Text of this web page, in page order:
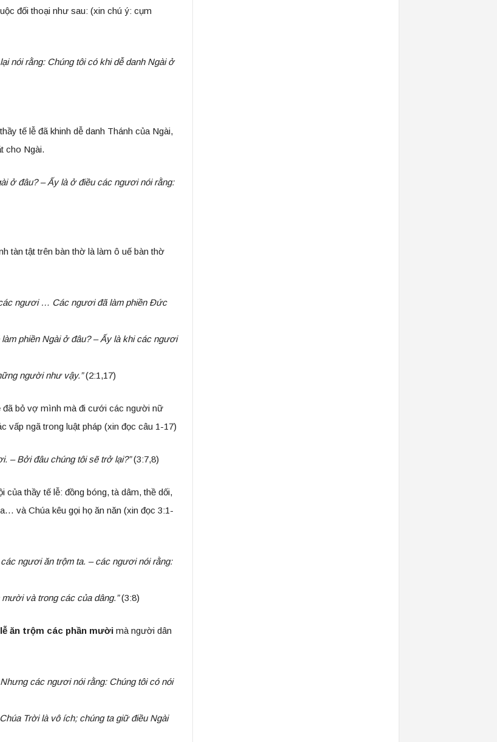
đối thoại như sau: (xin chú ý: cụm
nói rằng: Chúng tôi có khi dễ danh Ngài ở
tế lễ đã khinh dễ danh Thánh của Ngài,
cho Ngài.
ở đâu? – Ấy là ở điều các ngươi nói rằng:
tàn tật trên bàn thờ là làm ô uế bàn thờ
ngươi … Các ngươi đã làm phiền Đức
phiền Ngài ở đâu? – Ấy là khi các ngươi
người như vậy.”(2:1,17)
đã bỏ vợ mình mà đi cưới các người nữ
vấp ngã trong luật pháp (xin đọc câu 1-17)
– Bởi đâu chúng tôi sẽ trở lại?”(3:7,8)
thầy tế lễ: đồng bóng, tà dâm, thề dối,
và Chúa kêu gọi họ ăn năn (xin đọc 3:1-
ngươi ăn trộm ta. – các ngươi nói rằng:
và trong các của dâng.”(3:8)
ăn trộm các phần mườimà người dân
các ngươi nói rằng: Chúng tôi có nói
Trời là vô ích; chúng ta giữ điều Ngài